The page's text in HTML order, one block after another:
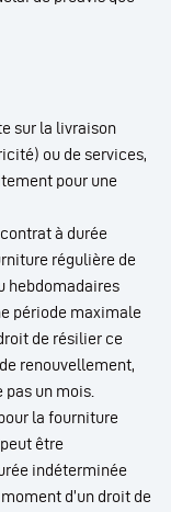
sur la livraison
ou de services,
pour une
à durée
régulière de
hebdomadaires
période maximale
de résilier ce
renouvellement,
un mois.
la fourniture
être
indéterminée
d’un droit de